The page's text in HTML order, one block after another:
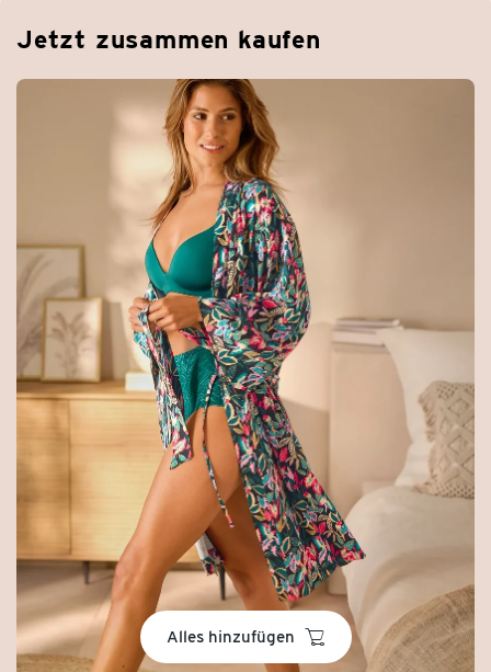
Jetzt zusammen kaufen
Alles hinzufügen basket